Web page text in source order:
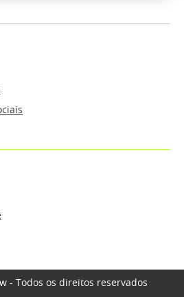
- Todos os direitos reservados